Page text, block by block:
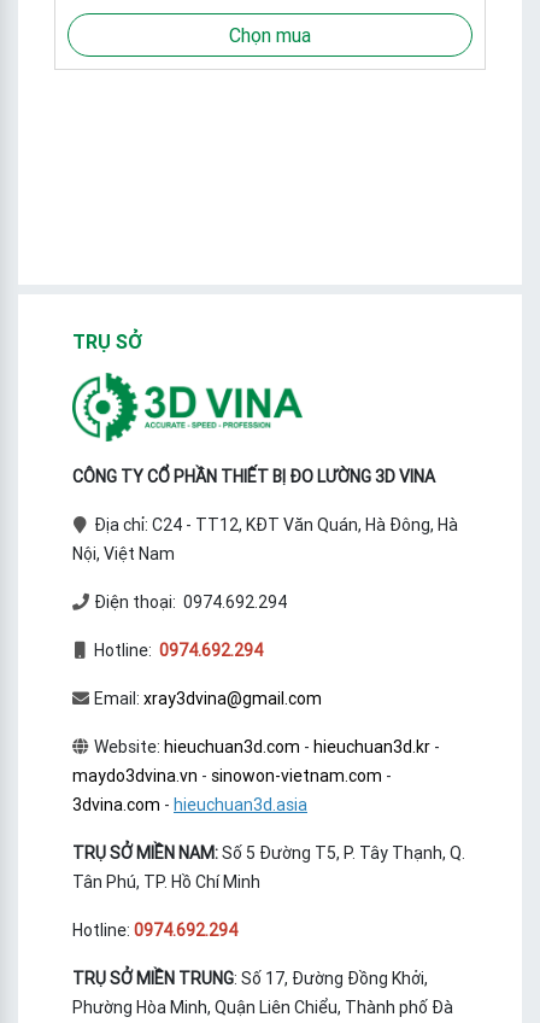
Chọn mua
TRỤ SỞ
CÔNG TY CỔ PHẦN THIẾT BỊ ĐO LƯỜNG 3D VINA
Địa chỉ: C24 - TT12, KĐT Văn Quán, Hà Đông, Hà
Nội, Việt Nam
Điện thoại: 0974.692.294
Hotline: 0974.692.294
Email: xray3dvina@gmail.com
Website: hieuchuan3d.com - hieuchuan3d.kr-
maydo3dvina.vn - sinowon-vietnam.com -
3dvina.com - hieuchuan3d.asia
TRỤ SỞ MIỀN NAM:Số 5 Đường T5, P. Tây Thạnh, Q.
Tân Phú, TP. Hồ Chí Minh
Hotline: 0974.692.294
TRỤ SỞ MIỀN TRUNG: Số 17, Đường Đồng Khởi,
Phường Hòa Minh, Quận Liên Chiểu, Thành phố Đà